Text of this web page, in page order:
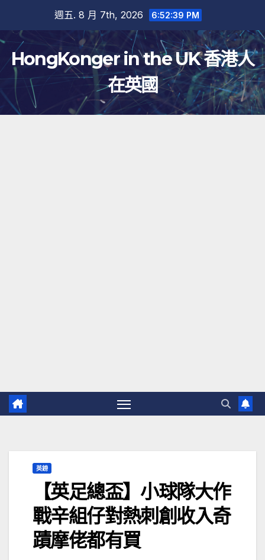
內
容
週五. 8 月 7th, 2026 6:52:40 PM
HongKonger in the UK 香港人
在英國
英鎊
【英足總盃】小球隊大作
戰辛組仔對熱刺創收入奇
蹟摩佬都有買